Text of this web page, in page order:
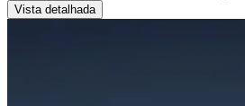
Vista detalhada